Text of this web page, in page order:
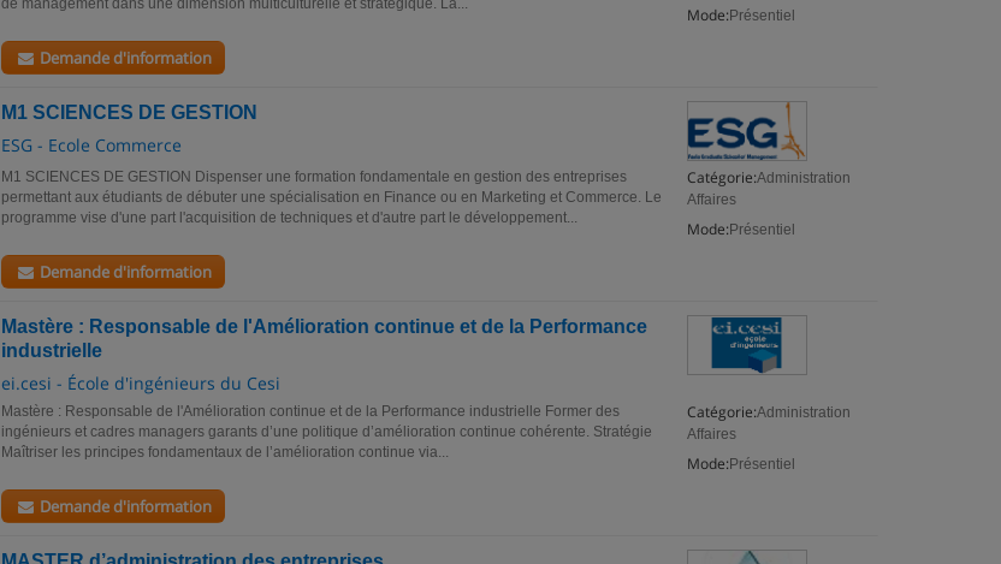
Mode: Présentiel
de management dans une dimension multiculturelle et stratégique. La...
Demande d'information
M1 SCIENCES DE GESTION
ESG - Ecole Commerce
Catégorie:Administration
Affaires
Mode: Présentiel
M1 SCIENCES DE GESTION Dispenser une formation fondamentale en gestion des entreprises
permettant aux étudiants de débuter une spécialisation en Finance ou en Marketing et Commerce. Le
programme vise d'une part l'acquisition de techniques et d'autre part le développement...
Demande d'information
Mastère : Responsable de l'Amélioration continue et de la Performance
industrielle
ei.cesi - École d'ingénieurs du Cesi
Catégorie:Administration
Affaires
Mode: Présentiel
Mastère : Responsable de l'Amélioration continue et de la Performance industrielle Former des
ingénieurs et cadres managers garants d’une politique d’amélioration continue cohérente. Stratégie
Maîtriser les principes fondamentaux de l’amélioration continue via...
Demande d'information